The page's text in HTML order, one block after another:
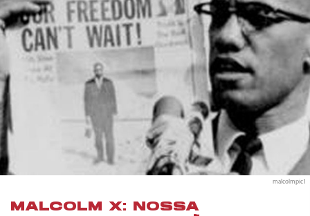
malcolmpic1
MALCOLM X: NOSSA